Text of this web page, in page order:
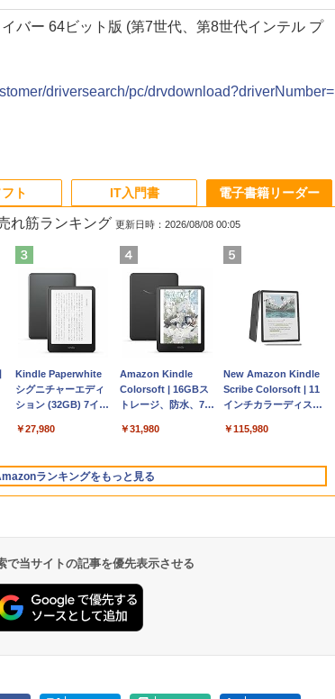
バー 64ビット版 (第7世代、第8世代インテル プ
driversearch/pc/drvdownload?driverNumber=
Apple 2026
MacBook Air M5チ
ップ搭載13インチノ
Apple Intelligence、
Retinaディスプレ
イ、16GBユニファイ
ドメモリ、1TB SSD
ド、Touch ID - シル
バー
￥261,414
【Amazon.co.jp限
定】 HP ノートパソ
コン 15-fd 15.6イン
512GB SSD インテ
￥129,800
FMV ノートパソコン
WE1-K3 (MS 365
Personal/Copilotキー
型/Core i5/16GB/SSD
FMVWK3E15W_AZ
￥139,880
ト
Microsoft Office
Home & Business
2024(最新 永続版)|オ
版|Windows11、
￥39,582
Robloxギフトカード
- 2,000 Robux 【限
定バーチャルアイテ
インゲームコード】
ラインコード版
￥3,200
Windows版 |
Minecraft (マインクラ
フト): Java & Bedrock
ード版
￥3,600
IT入門書
ClaudeCode いちば
んやさしい 教科書:
非エンジニア 初心者
マニュアル AI副業に
もKindle出版にも！
非エンジニアのため
のAIコーディング入
￥99
1冊ですべて身につく
HTML & CSSとWeb
デザイン入門講座
￥1,292
FM TOWNS ハイパ
ー・カタログ: 本体ハ
ードウェア・市販ソフ
トリストと最新エミュ
￥1,600
電子書籍リーダー
れ筋ランキング 更新日時：2026/08/08 00:05
Kindle Paperwhite
シグニチャーエディ
ション (32GB) 7イン
るさ自動調整、色調
持続バッテリー、広
告なし、メタリック
ブラック
￥27,980
Amazon Kindle
Colorsoft | 16GBス
トレージ、防水、7イ
レイ、色調調節ライ
ッテリー、広告無
し、ブラック (2025
年発売)
￥31,980
New Amazon Kindle
Scribe Colorsoft | 11
インチカラーディスプ
ジ、ノート機能搭載、
調節ライト、プレミア
イト
￥115,980
ランキングをもっと見る
で当サイトの記事を優先表示させる